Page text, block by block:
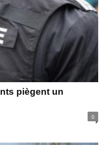
piègent un
0